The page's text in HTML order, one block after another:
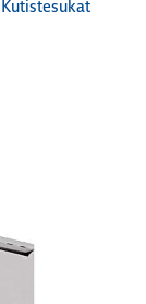
Kutistesukat